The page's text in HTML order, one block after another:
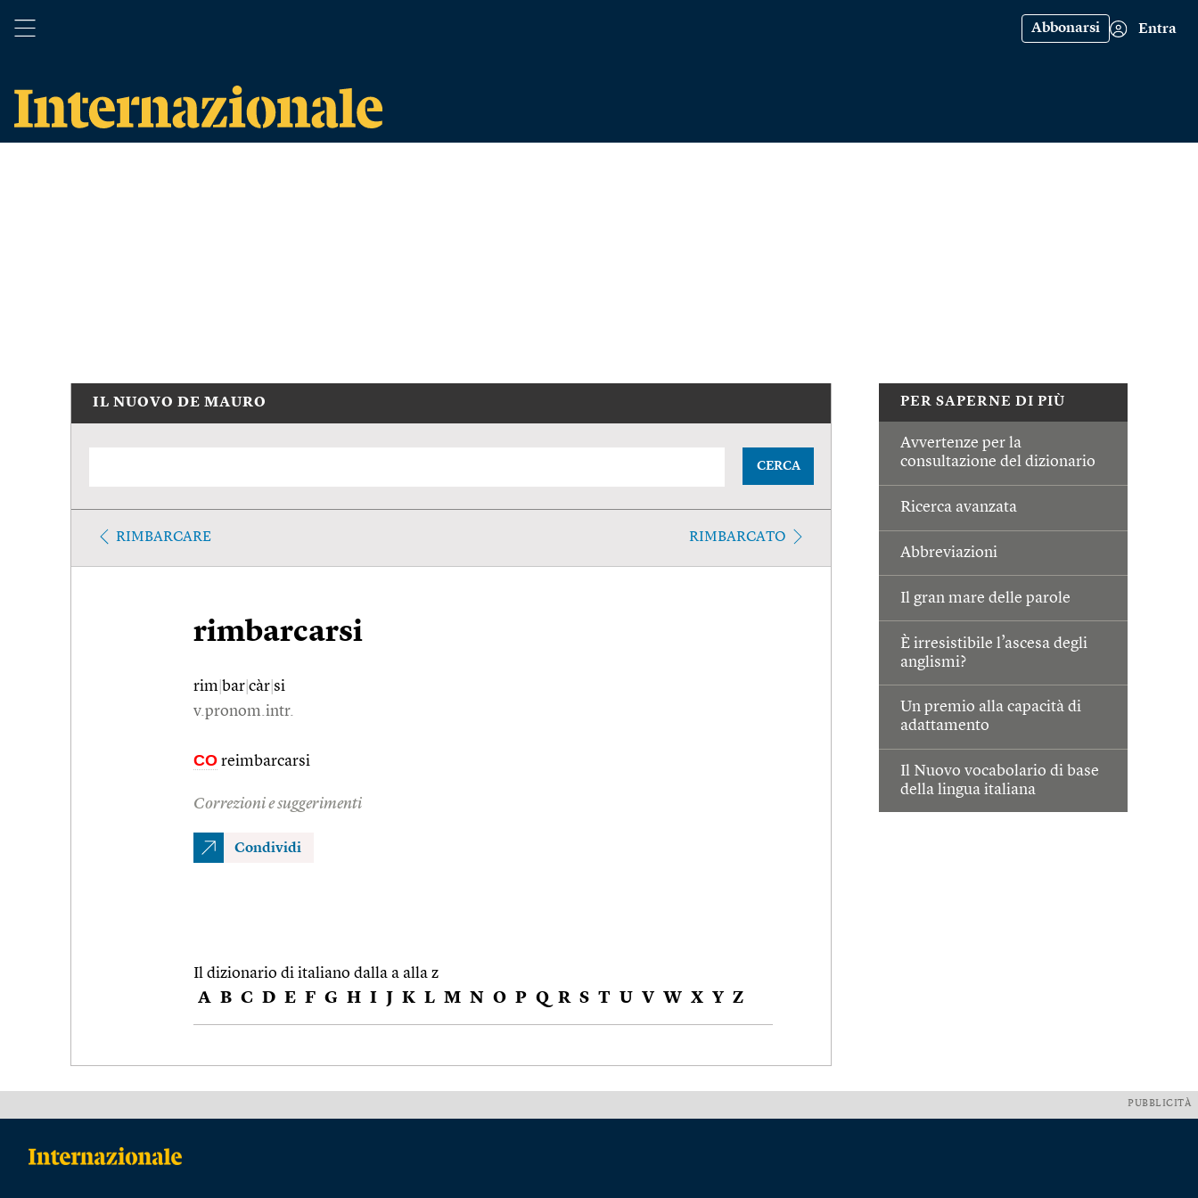
Abbonarsi Entra
PER SAPERNE DI PIÙ
Avvertenze per la
consultazione del dizionario
Ricerca avanzata
Abbreviazioni
Il gran mare delle parole
È irresistibile l’ascesa degli
anglismi?
Un premio alla capacità di
adattamento
Il Nuovo vocabolario di base
della lingua italiana
IL NUOVO DE MAURO
CERCA
RIMBARCARE RIMBARCATO
rimbarcarsi
rim bar càr si
v.pronom.intr.
CO reimbarcarsi
Correzioni e suggerimenti
Condividi
Il dizionario di italiano dalla a alla z
A B C D E F G H I J K L M N O P Q R S T U V W X Y Z
PUBBLICITÀ